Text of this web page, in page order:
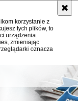
korzystanie z
tych plików, to
urządzenia.
zmieniając
oznacza